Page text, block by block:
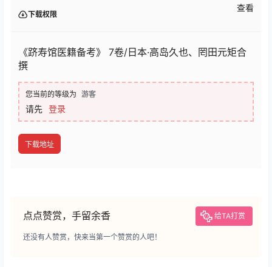
下载权限
查看
《跻寿馆医籍备考》 7卷/日本·高岛久也、罔田元矩合
撰
您当前的等级为 游客
请先 登录
下载地址
点点赞赏，手留余香 给TA打赏
还没有人赞赏，快来当第一个赞赏的人吧！